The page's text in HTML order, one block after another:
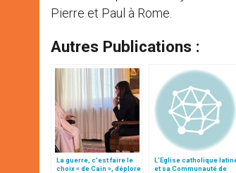
Pierre et Paul à Rome.
Autres Publications :
La guerre, c’est faire le
choix « de Caïn », déplore
L’Eglise catholique
et sa Communauté de